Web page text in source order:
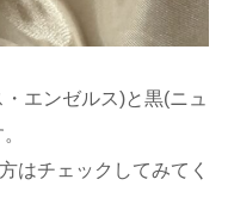
エンゼルス)と黒(ニュ
はチェックしてみてく